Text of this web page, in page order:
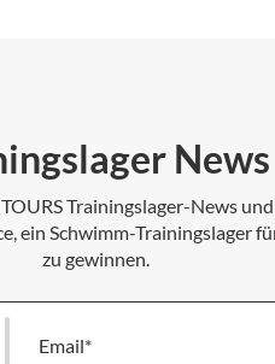
News
Trainingslager-News
ein Schwimm-Trainingslager
zu gewinnen.
dich